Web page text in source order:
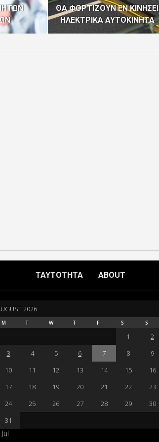
ΘΑ ΦΟΡΤΙΖΟΥΝ ΕΝ ΚΙΝΗΣΕΙ
ΗΛΕΚΤΡΙΚΑ ΑΥΤΟΚΙΝΗΤΑ
ΤΑΥΤΟΤΗΤΑ ABOUT
2026
M T W T F S S
1
2
3
4 5 6 7 8
9
10
11 12 13 14 15
16
17
18 19 20 21 22
23
24
25 26 27 28 29
30
31
Jul